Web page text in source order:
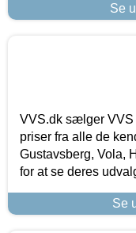
Se
VVS.dk sælger VVS
priser fra alle de
Gustavsberg, Vola,
for at se deres
Se